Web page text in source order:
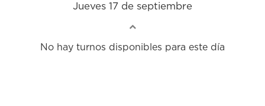
Jueves 17 de septiembre
No hay turnos disponibles para este día